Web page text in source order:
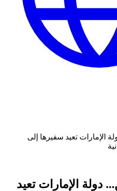
الإمارات تعيد سفيرها إلى
دولة الإمارات تعيد